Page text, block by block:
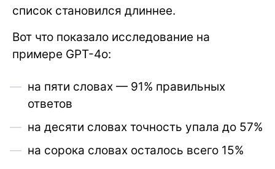
список становился длиннее.
Вот что показало исследование на
примере GPT-4o:
на пяти словах — 91% правильных
ответов
на десяти словах точность упала до 57%
на сорока словах осталось всего 15%